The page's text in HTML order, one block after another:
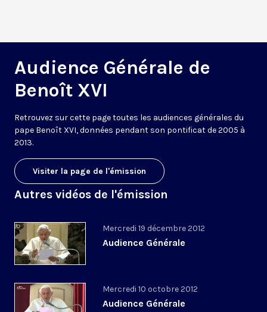
Audience Générale de
Benoît XVI
Retrouvez sur cette page toutes les audiences générales du
pape Benoît XVI, données pendant son pontificat de 2005 à
2013.
Visiter la page de l'émission
Autres vidéos de l'émission
Mercredi 19 décembre 2012
Audience Générale
Mercredi 10 octobre 2012
Audience Générale